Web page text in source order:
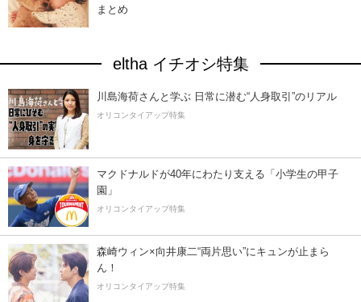
まとめ
eltha イチオシ特集
川島海荷さんと学ぶ 日常に潜む“人身取引”のリアル
オリコンタイアップ特集
マクドナルドが40年にわたり支える「小学生の甲子
園」
オリコンタイアップ特集
森崎ウィン×向井康二“両片思い”にキュンが止まら
ん！
オリコンタイアップ特集